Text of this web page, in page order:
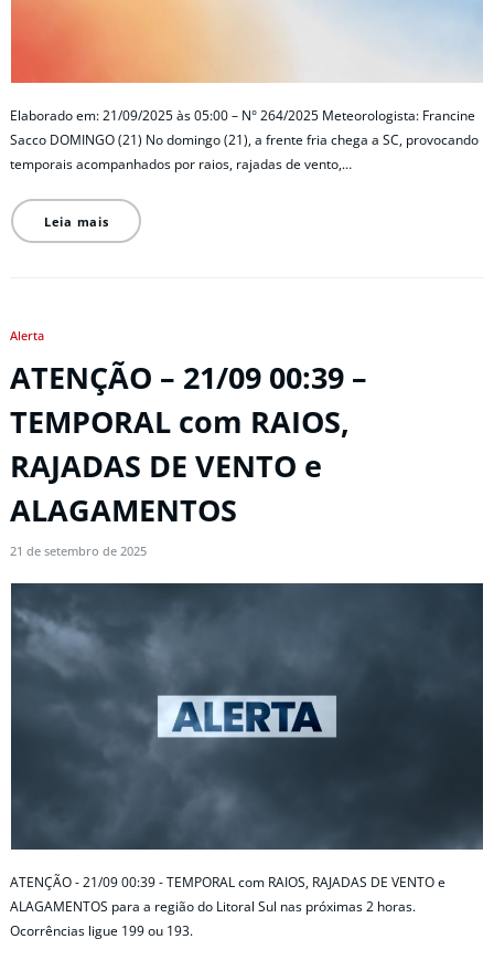
Elaborado em: 21/09/2025 às 05:00 – N° 264/2025 Meteorologista: Francine
Sacco DOMINGO (21) No domingo (21), a frente fria chega a SC, provocando
temporais acompanhados por raios, rajadas de vento,…
Leia mais
Alerta
ATENÇÃO – 21/09 00:39 –
TEMPORAL com RAIOS,
RAJADAS DE VENTO e
ALAGAMENTOS
21 de setembro de 2025
ATENÇÃO - 21/09 00:39 - TEMPORAL com RAIOS, RAJADAS DE VENTO e
ALAGAMENTOS para a região do Litoral Sul nas próximas 2 horas.
Ocorrências ligue 199 ou 193.